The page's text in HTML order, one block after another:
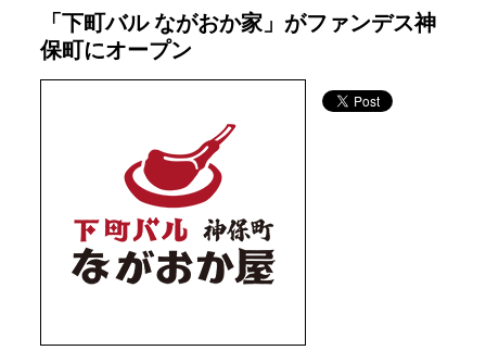
「下町バル ながおか家」がファンデス神
保町にオープン